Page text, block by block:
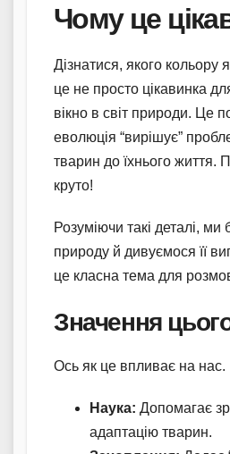
Чому це
Дізнатися, якого
це не просто цікавинка
вікно в світ природи. Це
еволюція “вирішує”
тварин до їхнього життя.
круто!
Розуміючи такі деталі, ми
природу й дивуємося її
це класна тема для
Значення
Ось як це впливає на нас.
Наука: Допомагає
адаптацію тварин.